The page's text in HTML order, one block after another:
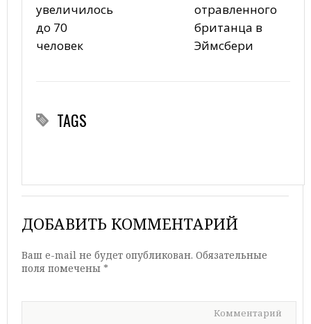
увеличилось
до 70
человек
отравленного
британца в
Эймсбери
TAGS
ДОБАВИТЬ КОММЕНТАРИЙ
Ваш e-mail не будет опубликован. Обязательные
поля помечены *
Комментарий